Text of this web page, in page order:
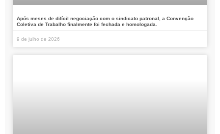
Após meses de difícil negociação com o sindicato patronal, a Convenção
Coletiva de Trabalho finalmente foi fechada e homologada.
9 de julho de 2026